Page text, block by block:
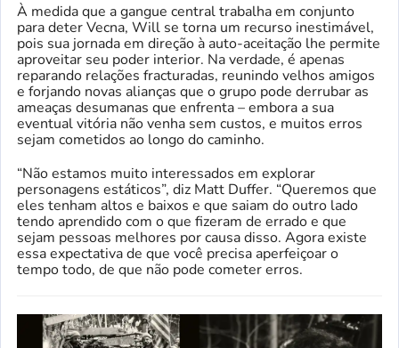
À medida que a gangue central trabalha em conjunto
para deter Vecna, Will se torna um recurso inestimável,
pois sua jornada em direção à auto-aceitação lhe permite
aproveitar seu poder interior. Na verdade, é apenas
reparando relações fracturadas, reunindo velhos amigos
e forjando novas alianças que o grupo pode derrubar as
ameaças desumanas que enfrenta – embora a sua
eventual vitória não venha sem custos, e muitos erros
sejam cometidos ao longo do caminho.
“Não estamos muito interessados ​​em explorar
personagens estáticos”, diz Matt Duffer. “Queremos que
eles tenham altos e baixos e que saiam do outro lado
tendo aprendido com o que fizeram de errado e que
sejam pessoas melhores por causa disso. Agora existe
essa expectativa de que você precisa aperfeiçoar o
tempo todo, de que não pode cometer erros.